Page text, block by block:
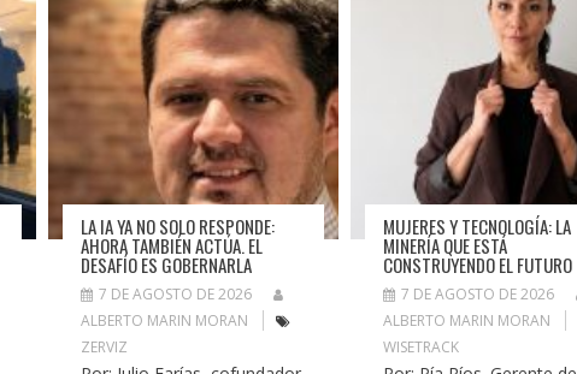
LA IA YA NO SOLO RESPONDE:
AHORA TAMBIÉN ACTÚA. EL
DESAFÍO ES GOBERNARLA
7 DE AGOSTO DE 2026
ALBERTO MARIN MORAN
ZERVIZ
MUJERES Y TECNOLOGÍA: LA
MINERÍA QUE ESTÁ
CONSTRUYENDO EL FUTURO
7 DE AGOSTO DE 2026
ALBERTO MARIN MORAN
WISETRACK